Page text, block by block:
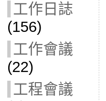
工作日誌
(156)
工作會議
(22)
工程會議